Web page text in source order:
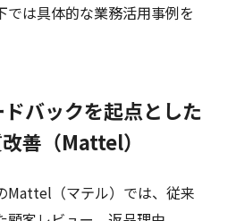
では具体的な業務活用事例を
バックを起点とした
善（Mattel）
Mattel（マテル）では、従来